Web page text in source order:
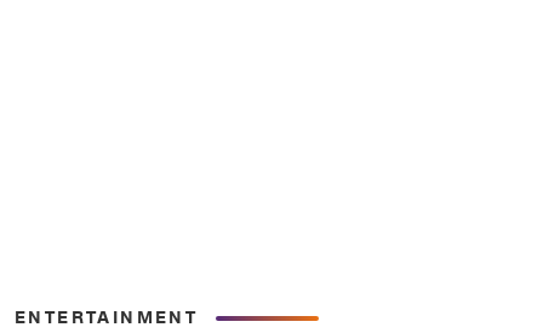
ENTERTAINMENT